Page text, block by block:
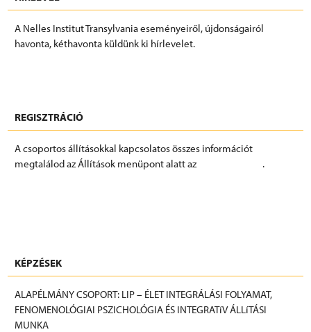
A Nelles Institut Transylvania eseményeiről, újdonságairól
havonta, kéthavonta küldünk ki hírlevelet.
REGISZTRÁCIÓ
A csoportos állításokkal kapcsolatos összes információt
megtalálod az Állítások menüpont alatt az
.
KÉPZÉSEK
ALAPÉLMÁNY CSOPORT: LIP – ÉLET INTEGRÁLÁSI FOLYAMAT,
FENOMENOLÓGIAI PSZICHOLÓGIA ÉS INTEGRATíV ÁLLíTÁSI
MUNKA